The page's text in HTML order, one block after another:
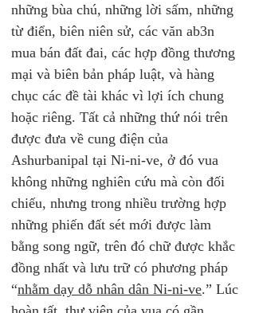
những bùa chú, những lời sấm, những
từ điển, biên niên sử, các văn ab3n
mua bán đất đai, các hợp đồng thương
mại và biên bản pháp luật, và hàng
chục các đề tài khác vì lợi ích chung
hoặc riêng. Tất cả những thứ nói trên
được đưa về cung điện của
Ashurbanipal tại Ni-ni-ve, ở đó vua
không những nghiên cứu mà còn đối
chiếu, nhưng trong nhiều trường hợp
những phiến đất sét mới được làm
bằng song ngữ, trên đó chữ được khắc
đồng nhất và lưu trữ có phương pháp
“nhằm dạy dỗ nhân dân Ni-ni-ve.” Lúc